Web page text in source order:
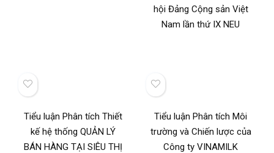
hội Đảng Cộng sản Việt
Nam lần thứ IX NEU
Tiểu luận Phân tích Thiết
kế hệ thống QUẢN LÝ
BÁN HÀNG TẠI SIÊU THỊ
Tiểu luận Phân tích Môi
trường và Chiến lược của
Công ty VINAMILK